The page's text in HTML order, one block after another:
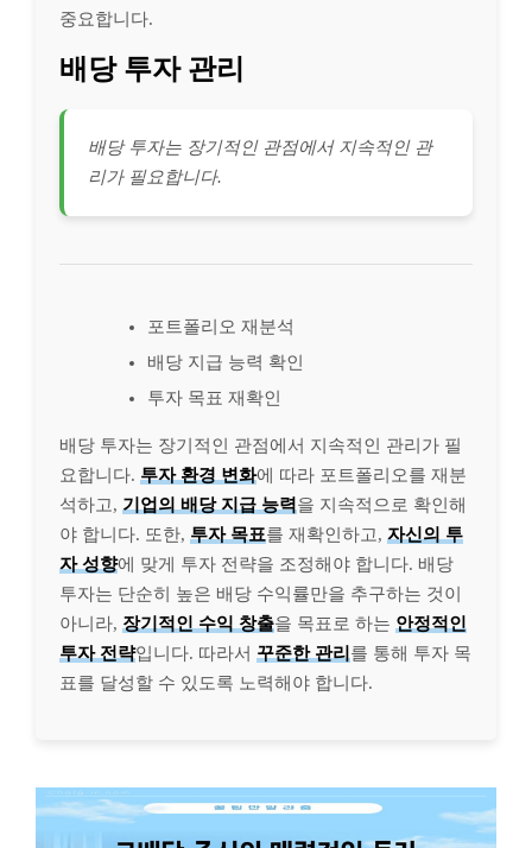
중요합니다.
배당 투자 관리
배당 투자는 장기적인 관점에서 지속적인 관
리가 필요합니다.
포트폴리오 재분석
배당 지급 능력 확인
투자 목표 재확인
배당 투자는 장기적인 관점에서 지속적인 관리가 필
요합니다. 투자 환경 변화에 따라 포트폴리오를 재분
석하고, 기업의 배당 지급 능력 을 지속적으로 확인해
야 합니다. 또한, 투자 목표를 재확인하고, 자신의 투
자 성향에 맞게 투자 전략을 조정해야 합니다. 배당
투자는 단순히 높은 배당 수익률만을 추구하는 것이
아니라, 장기적인 수익 창출을 목표로 하는 안정적인
투자 전략입니다. 따라서 꾸준한 관리 를 통해 투자 목
표를 달성할 수 있도록 노력해야 합니다.